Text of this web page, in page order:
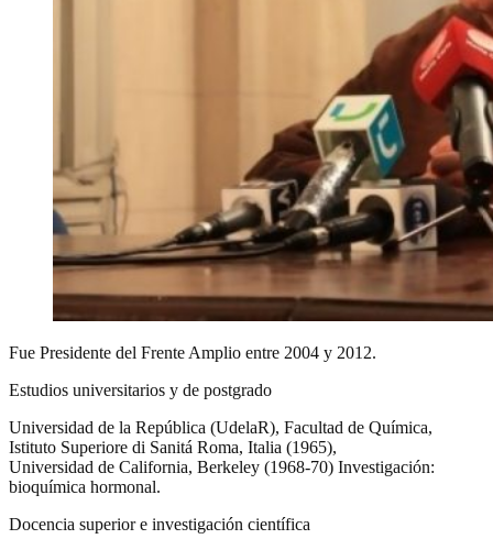
Fue Presidente del Frente Amplio entre 2004 y 2012.
Estudios universitarios y de postgrado
Universidad de la República (UdelaR), Facultad de Química,
Istituto Superiore di Sanitá Roma, Italia (1965),
Universidad de California, Berkeley (1968-70) Investigación:
bioquímica hormonal.
Docencia superior e investigación científica